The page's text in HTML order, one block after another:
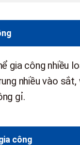
gia công nhiều
nhiều vào sắt,
gỉ.
công